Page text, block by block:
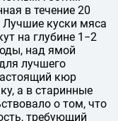
в течение 20
Лучшие куски мяса
на глубине 1−2
над ямой
лучшего
кюр
а в старинные
о том, что
требующий